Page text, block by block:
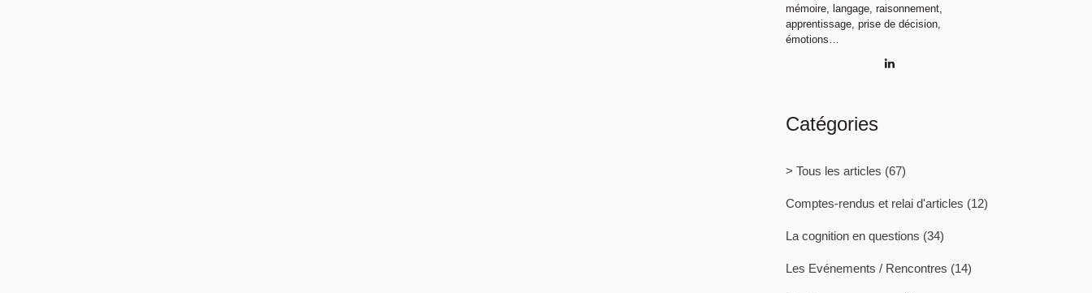
mémoire, langage, raisonnement,
apprentissage, prise de décision,
émotions…
Catégories
> Tous les articles (67)
Comptes-rendus et relai d'articles (12)
La cognition en questions (34)
Les Evénements / Rencontres (14)